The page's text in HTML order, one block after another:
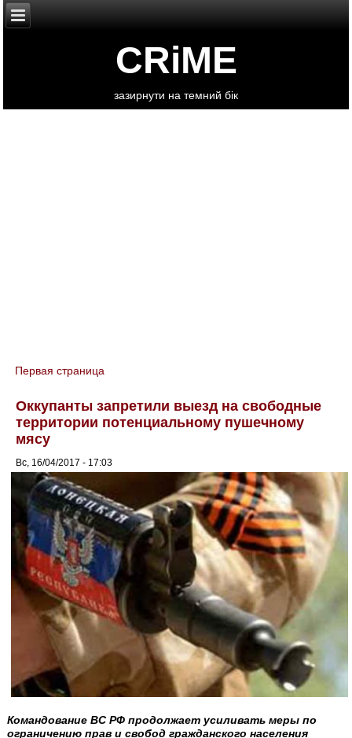
CRiME
зазирнути на темний бік
You are here
Первая страница
Оккупанты запретили выезд на свободные
территории потенциальному пушечному
мясу
Вс, 16/04/2017 - 17:03
Командование ВС РФ продолжает усиливать меры по
ограничению прав и свобод гражданского населения